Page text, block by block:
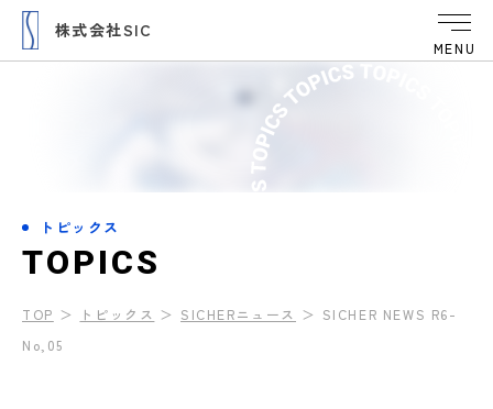
株式会社SIC
MENU
トピックス
TOPICS
TOP ＞ トピックス ＞ SICHERニュース ＞ SICHER NEWS R6-
No,05